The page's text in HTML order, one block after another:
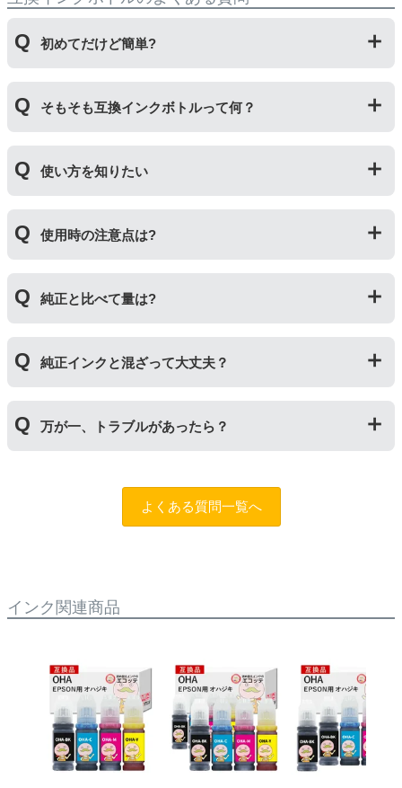
初めてだけど簡単?
をしているフィルムを直接カッターで切り、穴を開ける
工程があります。そのため純正品よりひと手間かかりま
そもそも互換インクボトルって何？
いる互換品です。サードパーティ製や社外品などとも言
われます。開発コストが低いため純正品よりも安価でご
使い方を知りたい
互換ボトルのフタを外す③封されているフィルムを切っ
て穴を開ける④フタを取り付けてプリンターに補充する
使用時の注意点は?
ていますが、互換品にはありません。プリンターにイン
クを補充する際は入れ間違いに十分ご注意ください。入
め、当店の保証対象外となります。
純正と比べて量は?
【オハジキ】
純正品：各色65ml
互換品：各色45ml
純正標準サイズ：各色12ml
純正Lサイズ：各色45ml
純正品：ブラック127ml/カラー各70ml
互換品：各色70ml
純正品：各色70ml
【ヤドカリ・ハリネズミ】
互換品：ブラック140ml/カラー各70ml
純正品：ブラック140ml/カラー各70ml
純正インクと混ざって大丈夫？
ません。純正インクは高品質なので、互換インクを入れ
るのは純正インクを使い切った後の方がオススメです。
万が一、トラブルがあったら？
チャットロボット
」を設けておりますので、ご購入商品とご使用プリン
よくある質問一覧へ
インク関連商品